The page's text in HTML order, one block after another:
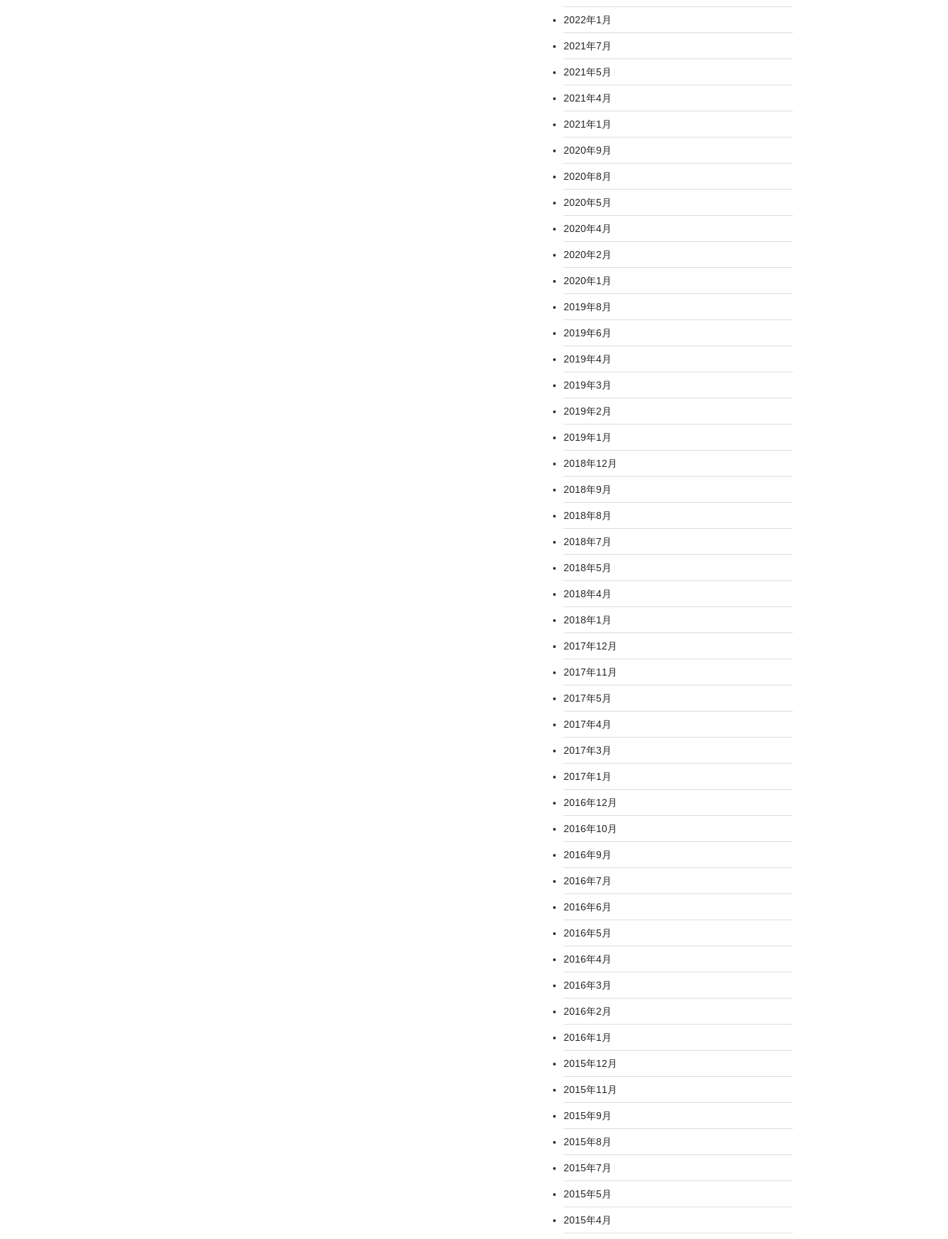
2022年1月
2021年7月
2021年5月
2021年4月
2021年1月
2020年9月
2020年8月
2020年5月
2020年4月
2020年2月
2020年1月
2019年8月
2019年6月
2019年4月
2019年3月
2019年2月
2019年1月
2018年12月
2018年9月
2018年8月
2018年7月
2018年5月
2018年4月
2018年1月
2017年12月
2017年11月
2017年5月
2017年4月
2017年3月
2017年1月
2016年12月
2016年10月
2016年9月
2016年7月
2016年6月
2016年5月
2016年4月
2016年3月
2016年2月
2016年1月
2015年12月
2015年11月
2015年9月
2015年8月
2015年7月
2015年5月
2015年4月